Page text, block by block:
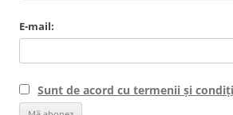
E-mail:
Sunt de acord cu termenii și